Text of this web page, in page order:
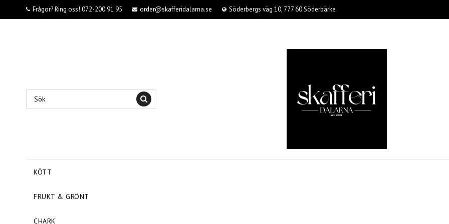
Frågor? Ring oss! 072-200 91 95 order@skafferidalarna.se Söderbergs väg 10, 777 60 Söderbärke
KÖTT
FRUKT & GRÖNT
CHARK